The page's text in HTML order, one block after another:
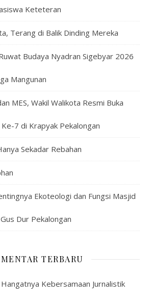
Keteteran
Terang di Balik Dinding Mereka
Budaya Nyadran Sigebyar 2026
Mangunan
MES, Wakil Walikota Resmi Buka
7 di Krapyak Pekalongan
Sekadar Rebahan
Ekoteologi dan Fungsi Masjid
Dur Pekalongan
TERBARU
Hangatnya Kebersamaan Jurnalistik